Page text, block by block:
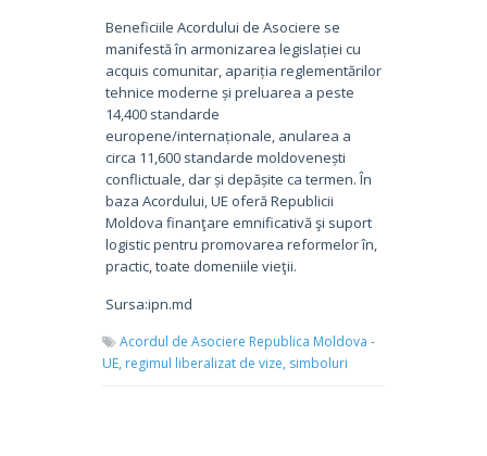
Beneficiile Acordului de Asociere se
manifestă în armonizarea legislației cu
acquis comunitar, apariția reglementărilor
tehnice moderne și preluarea a peste
14,400 standarde
europene/internaționale, anularea a
circa 11,600 standarde moldovenești
conflictuale, dar și depășite ca termen. În
baza Acordului, UE oferă Republicii
Moldova finanţare emnificativă şi suport
logistic pentru promovarea reformelor în,
practic, toate domeniile vieţii.
Sursa:ipn.md
Acordul de Asociere Republica Moldova -
UE, regimul liberalizat de vize, simboluri